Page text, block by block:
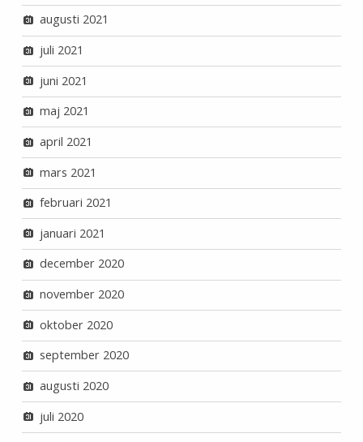
augusti 2021
juli 2021
juni 2021
maj 2021
april 2021
mars 2021
februari 2021
januari 2021
december 2020
november 2020
oktober 2020
september 2020
augusti 2020
juli 2020